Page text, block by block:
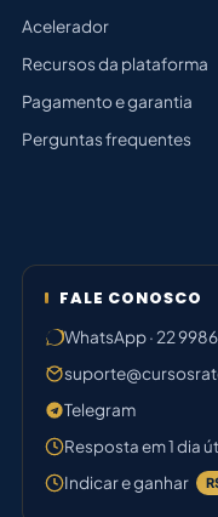
Acelerador
Recursos da plataforma
Pagamento e garantia
Perguntas frequentes
FALE CONOSCO
WhatsApp · 22
Telegram
Resposta em 1 dia
Indicar e ganhar